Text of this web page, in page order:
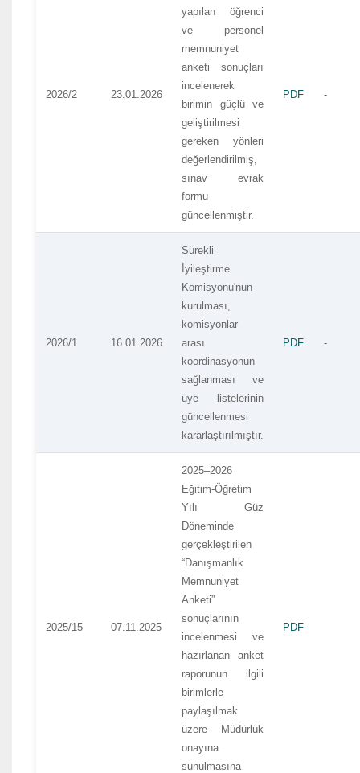
2026/2 23.01.2026
yapılan öğrenci
ve personel
memnuniyet
anketi sonuçları
incelenerek
birimin güçlü ve
geliştirilmesi
gereken yönleri
değerlendirilmiş,
sınav evrak
formu
güncellenmiştir.
PDF -
2026/1 16.01.2026
Sürekli
İyileştirme
Komisyonu'nun
kurulması,
komisyonlar
arası
koordinasyonun
sağlanması ve
üye listelerinin
güncellenmesi
kararlaştırılmıştır.
PDF -
2025/15 07.11.2025
2025–2026
Eğitim-Öğretim
Yılı Güz
Döneminde
gerçekleştirilen
“Danışmanlık
Memnuniyet
Anketi”
sonuçlarının
incelenmesi ve
hazırlanan anket
raporunun ilgili
birimlerle
paylaşılmak
üzere Müdürlük
onayına
sunulmasına
PDF